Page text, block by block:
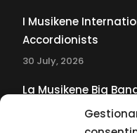
I Musikene
Accordionists
30 July, 2026
La Musikene Big
Tolliver en el 61